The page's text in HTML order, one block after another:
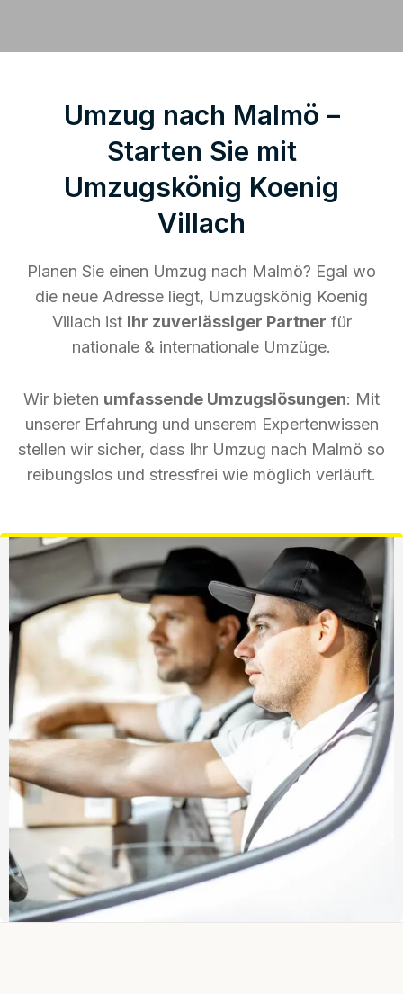
Umzug nach Malmö –
Starten Sie mit
Umzugskönig Koenig
Villach
Planen Sie einen Umzug nach Malmö? Egal wo
die neue Adresse liegt, Umzugskönig Koenig
Villach ist Ihr zuverlässiger Partner für
nationale & internationale Umzüge.
Wir bieten umfassende Umzugslösungen: Mit
unserer Erfahrung und unserem Expertenwissen
stellen wir sicher, dass Ihr Umzug nach Malmö so
reibungslos und stressfrei wie möglich verläuft.